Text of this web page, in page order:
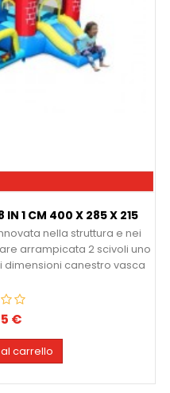
IN 1 CM 400 X 285 X 215
nella struttura e nei
arrampicata 2 scivoli uno
dimensioni canestro vasca
€
carrello